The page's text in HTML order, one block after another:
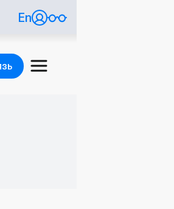
En